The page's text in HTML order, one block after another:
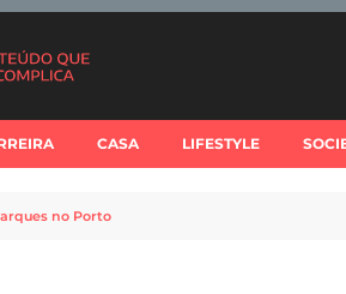
CASA LIFESTYLE
no Porto